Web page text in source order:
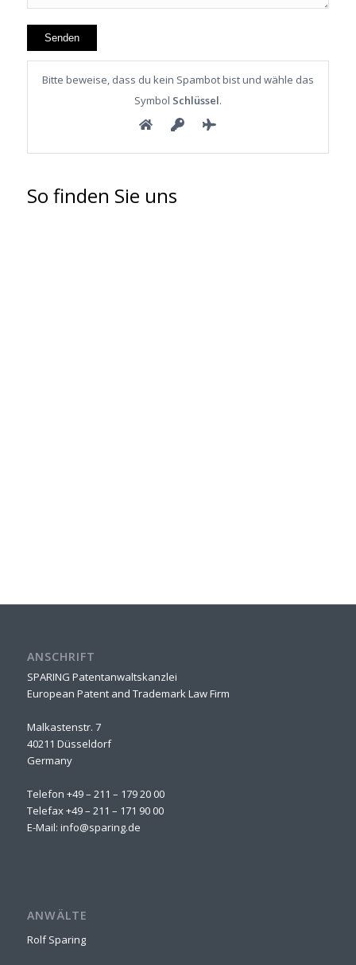
Bitte beweise, dass du kein Spambot bist und wähle das
Symbol Schlüssel.
So finden Sie uns
ANSCHRIFT
SPARING Patentanwaltskanzlei
European Patent and Trademark Law Firm
Malkastenstr. 7
40211 Düsseldorf
Germany
Telefon +49 – 211 – 179 20 00
Telefax +49 – 211 – 171 90 00
E-Mail: info@sparing.de
ANWÄLTE
Rolf Sparing